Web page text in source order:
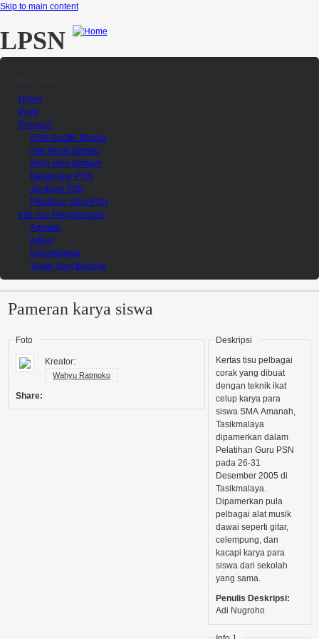
Skip to main content
LPSN
Home
Profil
Program
PSN Akustik Bambu
Alat Musik Bambu
Arsip Seni Budaya
Bahan Ajar PSN
Jambore PSN
Pelatihan Guru PSN
Info dan Pengetahuan
Agenda
Artikel
Ensiklopedia
Tokoh Seni Budaya
Pameran karya siswa
Foto
Kreator:
Wahyu Ratmoko
Share:
Deskripsi
Kertas tisu pelbagai
corak yang dibuat
dengan teknik ikat
celup karya para
siswa SMA Amanah,
Tasikmalaya
dipamerkan dalam
Pelatihan Guru PSN
pada 26-31
Desember 2005 di
Tasikmalaya.
Dipamerkan pula
pelbagai alat musik
dawai seperti gitar,
celempung, dan
kacapi karya para
siswa dari sekolah
yang sama.
Penulis Deskripsi:
Adi Nugroho